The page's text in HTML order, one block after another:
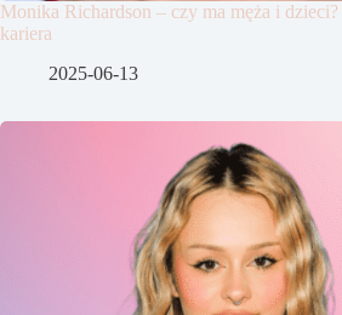
Monika Richardson – czy ma męża i
kariera
2025-06-13